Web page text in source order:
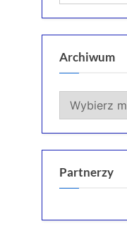
Archiwum
Archiwum
Partnerzy